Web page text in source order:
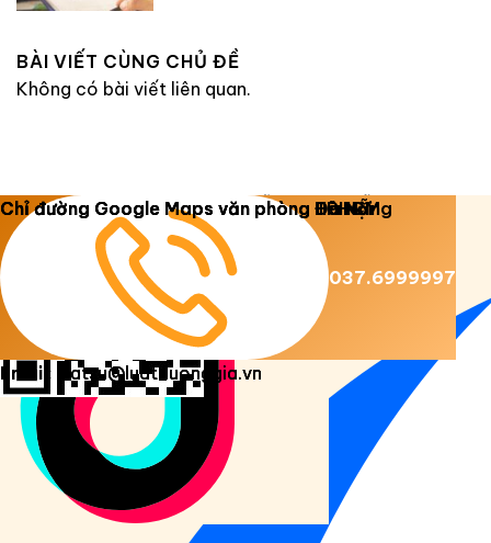
BÀI VIẾT CÙNG CHỦ ĐỀ
Không có bài viết liên quan.
Copyright 2026 © Luật Dương Gia